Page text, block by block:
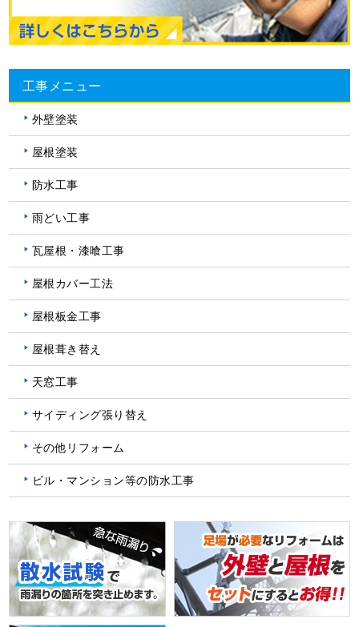
工事メニュー
外壁塗装
屋根塗装
防水工事
雨どい工事
瓦屋根・漆喰工事
屋根カバー工法
屋根板金工事
屋根葺き替え
天窓工事
サイディング張り替え
その他リフォーム
ビル・マンション等の防水工事